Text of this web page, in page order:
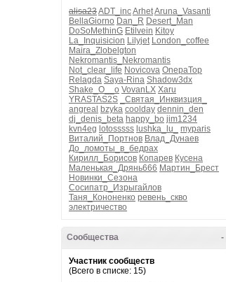
alisa23ADT_incArhetAruna_Vasanti
BellaGiorno Dan_R Desert_Man
DoSoMethinG Etilvein Kitoy
La_Inquisicion Lilyjet London_coffee
Maira_Zlobelgton
Nekromantis_Nekromantis
Not_clear_life Novicova OnepaTop
Relagda Saya-Rina Shadow3dx
Shake_O__o VovanLX Xaru
YRASTAS2S
_Святая_Инквизция_
angreal bzyka coolday dennin_den
dj_denis_beta happy_bo jim1234
kvn4eg lotosssss lushka_lu_
myparis
Виталий_Портнов Влад_Дунаев
До_ломоты_в_бедрах
Кирилл_Борисов Копарев Кусена
Маленькая_Дрянь666 Мартин_Брест
Новинки_Сезона
Сосипатр_Изрыгайлов
Таня_Кононенко ревень_скво
электричество
-
Сообщества
Участник сообществ
(Всего в списке: 15)